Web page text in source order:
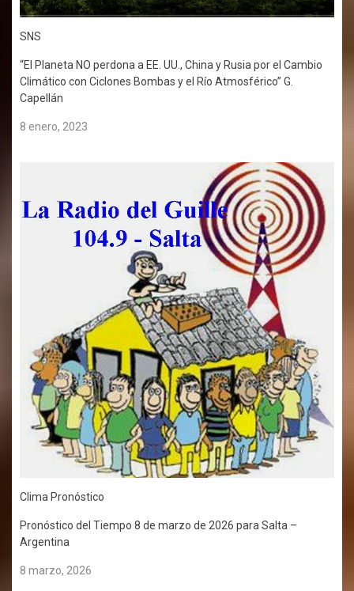
SNS
“El Planeta NO perdona a EE. UU., China y Rusia por el Cambio
Climático con Ciclones Bombas y el Río Atmosférico” G.
Capellán
8 enero, 2023
Clima Pronóstico
Pronóstico del Tiempo 8 de marzo de 2026 para Salta –
Argentina
8 marzo, 2026